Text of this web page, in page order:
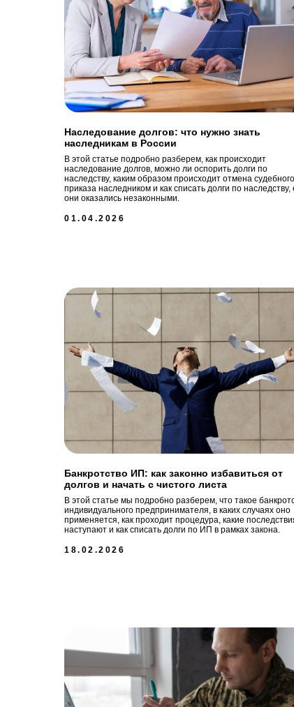
Наследование долгов: что нужно знать
наследникам в России
В этой статье подробно разберем, как происходит
наследование долгов, можно ли оспорить долги по
наследству, каким образом происходит отмена судебного
приказа наследником и как списать долги по наследству,
они оказались незаконными.
01.04.2026
Банкротство ИП: как законно избавиться от
долгов и начать с чистого листа
В этой статье мы подробно разберем, что такое
индивидуального предпринимателя, в каких случаях оно
применяется, как проходит процедура, какие
наступают и как списать долги по ИП в рамках закона.
18.02.2026